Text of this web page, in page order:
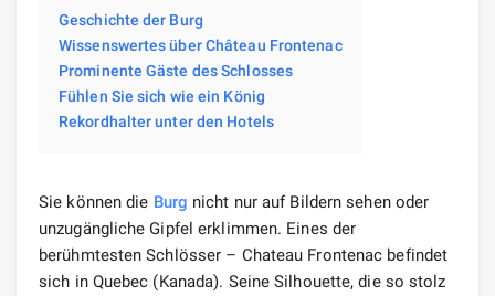
Geschichte der Burg
Wissenswertes über Château Frontenac
Prominente Gäste des Schlosses
Fühlen Sie sich wie ein König
Rekordhalter unter den Hotels
Sie können die Burg nicht nur auf Bildern sehen oder
unzugängliche Gipfel erklimmen. Eines der
berühmtesten Schlösser – Chateau Frontenac befindet
sich in Quebec (Kanada). Seine Silhouette, die so stolz